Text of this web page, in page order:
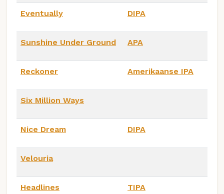
Eventually DIPA
Sunshine Under Ground APA
Reckoner Amerikaanse IPA
Six Million Ways
Nice Dream DIPA
Velouria
Headlines TIPA